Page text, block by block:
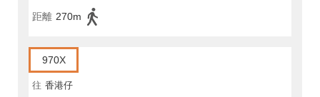
距離 270m
970X
往 香港仔